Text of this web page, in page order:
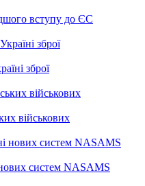
вступу до ЄС
зброї
військових
систем NASAMS